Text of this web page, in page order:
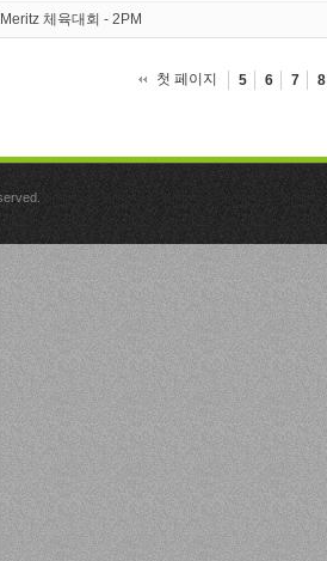
체육대회 - 2PM
첫 페이지 5 6 7 8